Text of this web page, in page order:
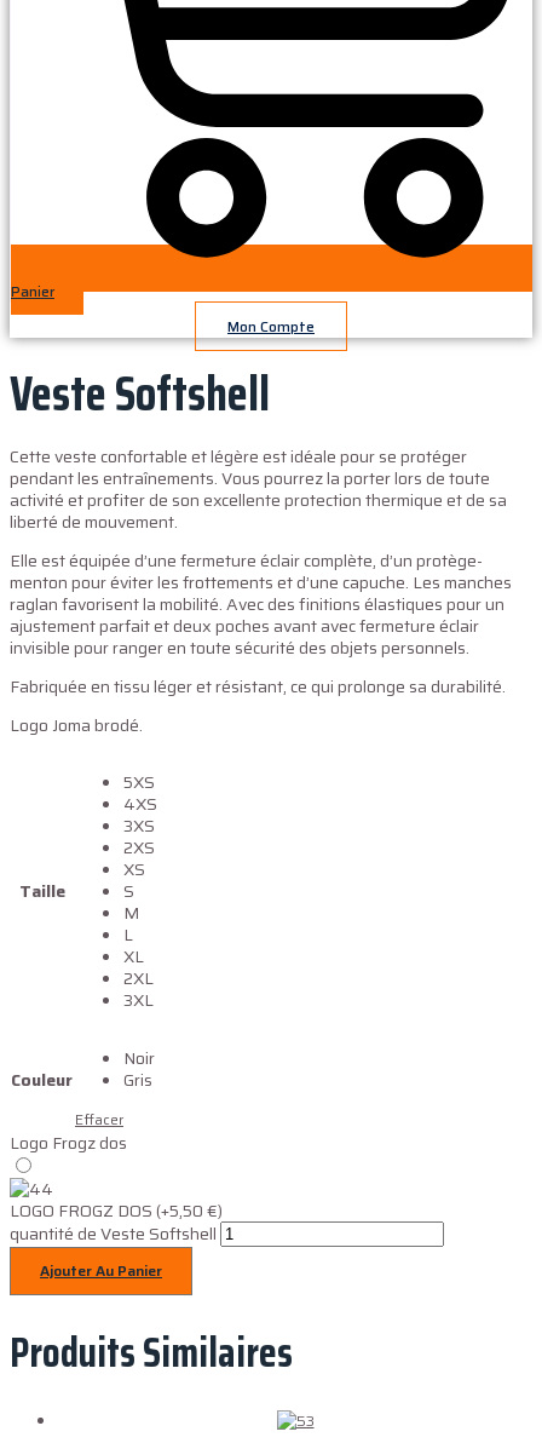
Panier
Mon Compte
Veste Softshell
Cette veste confortable et légère est idéale pour se protéger
pendant les entraînements. Vous pourrez la porter lors de toute
activité et profiter de son excellente protection thermique et de sa
liberté de mouvement.
Elle est équipée d’une fermeture éclair complète, d’un protège-
menton pour éviter les frottements et d’une capuche. Les manches
raglan favorisent la mobilité. Avec des finitions élastiques pour un
ajustement parfait et deux poches avant avec fermeture éclair
invisible pour ranger en toute sécurité des objets personnels.
Fabriquée en tissu léger et résistant, ce qui prolonge sa durabilité.
Logo Joma brodé.
Taille
5XS
4XS
3XS
2XS
XS
S
M
L
XL
2XL
3XL
Couleur
Noir
Gris
Effacer
Logo Frogz dos
LOGO FROGZ DOS(+5,50 €)
quantité de Veste Softshell
Ajouter Au Panier
Produits Similaires